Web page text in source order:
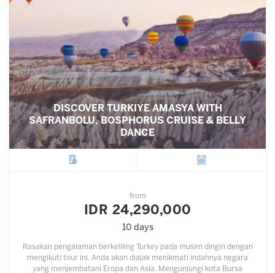
DISCOVER TURKIYE AMASYA WITH
SAFRANBOLU, BOSPHORUS CRUISE & BELLY
DANCE
from
IDR 24,290,000
10 days
Rasakan pengalaman berkeliling Turkey pada musim dingin dengan
mengikuti tour ini. Anda akan diajak menikmati indahnya negara
yang menjembatani Eropa dan Asia. Mengunjungi kota Bursa